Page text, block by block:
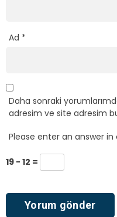
Ad *
Daha sonraki
adresim ve site adresim
Please enter an answer in
19 − 12 =